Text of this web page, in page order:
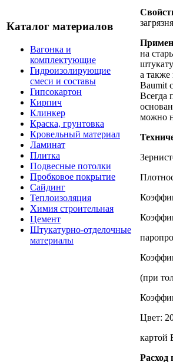
Каталог материалов
Вагонка и
комплектующие
Гидроизолирующие
смеси и составы
Гипсокартон
Кирпич
Клинкер
Краска, грунтовка
Кровельный материал
Ламинат
Плитка
Подвесные потолки
Пробковое покрытие
Сайдинг
Теплоизоляция
Химия строительная
Цемент
Штукатурно-отделочные
материалы
на
а
Baumit
Всегда
можно
(при
Цвет:
картой
Расход